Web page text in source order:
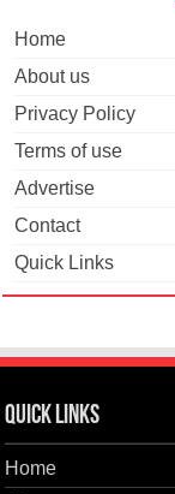
Home
About us
Privacy Policy
Terms of use
Advertise
Contact
Quick Links
Quick Links
Home